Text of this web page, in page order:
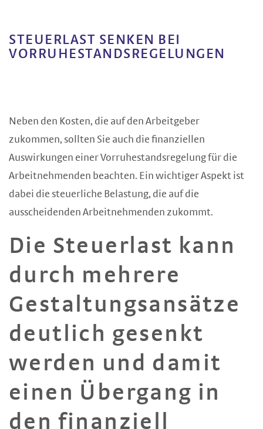
STEUERLAST SENKEN BEI
VORRUHESTANDS­REGELUNGEN
Neben den Kosten, die auf den Arbeitgeber
zukommen, sollten Sie auch die finanziellen
Auswirkungen einer Vorruhestandsregelung für die
Arbeitnehmenden beachten. Ein wichtiger Aspekt ist
dabei die steuerliche Belastung, die auf die
ausscheidenden Arbeitnehmenden zukommt.
Die Steuerlast kann
durch mehrere
Gestaltungsansätze
deutlich gesenkt
werden und damit
einen Übergang in
den finanziell